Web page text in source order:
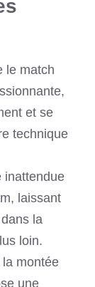
le match
et se
technique
inattendue
laissant
la
loin.
montée
une